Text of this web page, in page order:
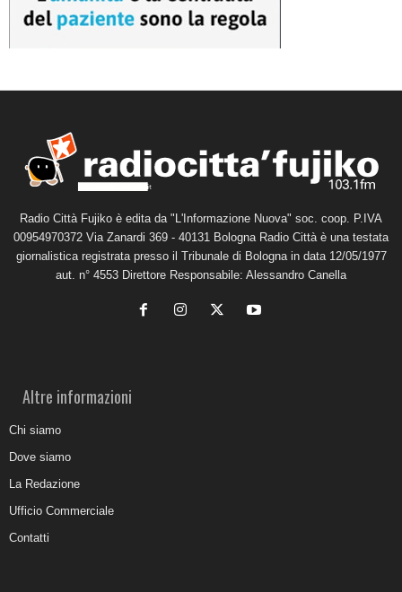
Radio Città Fujiko è edita da "L'Informazione Nuova" soc. coop. P.IVA
00954970372 Via Zanardi 369 - 40131 Bologna Radio Città è una testata
giornalistica registrata presso il Tribunale di Bologna in data 12/05/1977
aut. n° 4553 Direttore Responsabile: Alessandro Canella
Altre informazioni
Chi siamo
Dove siamo
La Redazione
Ufficio Commerciale
Contatti